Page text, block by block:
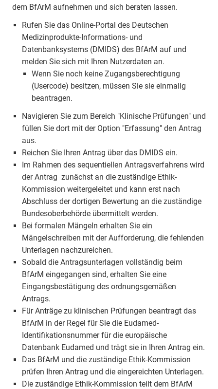
dem BfArM aufnehmen und sich beraten lassen.
Rufen Sie das Online-Portal des Deutschen
Medizinprodukte-Informations- und
Datenbanksystems (DMIDS) des BfArM auf und
melden Sie sich mit Ihren Nutzerdaten an.
Wenn Sie noch keine Zugangsberechtigung
(Usercode) besitzen, müssen Sie sie einmalig
beantragen.
Navigieren Sie zum Bereich "Klinische Prüfungen" und
füllen Sie dort mit der Option "Erfassung" den Antrag
aus.
Reichen Sie Ihren Antrag über das DMIDS ein.
Im Rahmen des sequentiellen Antragsverfahrens wird
der Antrag zunächst an die zuständige Ethik-
Kommission weitergeleitet und kann erst nach
Abschluss der dortigen Bewertung an die zuständige
Bundesoberbehörde übermittelt werden.
Bei formalen Mängeln erhalten Sie ein
Mängelschreiben mit der Aufforderung, die fehlenden
Unterlagen nachzureichen.
Sobald die Antragsunterlagen vollständig beim
BfArM eingegangen sind, erhalten Sie eine
Eingangsbestätigung des ordnungsgemäßen
Antrags.
Für Anträge zu klinischen Prüfungen beantragt das
BfArM in der Regel für Sie die Eudamed-
Identifikationsnummer für die europäische
Datenbank Eudamed und trägt sie in Ihren Antrag ein.
Das BfArM und die zuständige Ethik-Kommission
prüfen Ihren Antrag und die eingereichten Unterlagen.
Die zuständige Ethik-Kommission teilt dem BfArM